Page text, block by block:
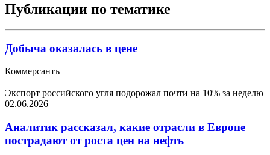
Публикации по тематике
Добыча оказалась в цене
Коммерсантъ
Экспорт российского угля подорожал почти на 10% за неделю
02.06.2026
Аналитик рассказал, какие отрасли в Европе
пострадают от роста цен на нефть